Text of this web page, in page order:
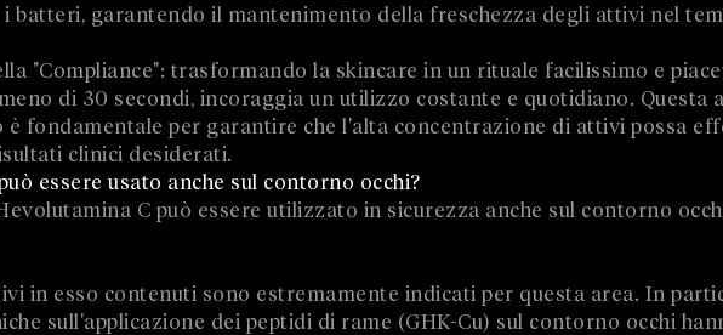
i batteri, garantendo il mantenimento della freschezza degli attivi nel
"Compliance": trasformando la skincare in un rituale facilissimo e
di 30 secondi, incoraggia un utilizzo costante e quotidiano. Questa
fondamentale per garantire che l'alta concentrazione di attivi possa
clinici desiderati.
essere usato anche sul contorno occhi?
C può essere utilizzato in sicurezza anche sul contorno
in esso contenuti sono estremamente indicati per questa area. In
sull'applicazione dei peptidi di rame (GHK-Cu) sul contorno occhi